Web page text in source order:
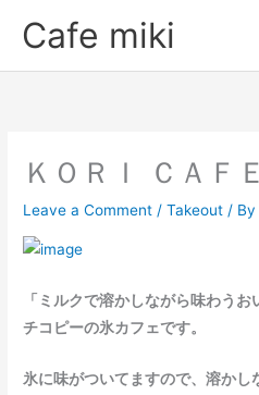
Cafe miki
ＫＯＲＩ ＣＡＦＥ
Leave a Comment /Takeout /
「ミルクで溶かしながら味わう
チコピーの氷カフェです。
氷に味がついてますので、溶かし